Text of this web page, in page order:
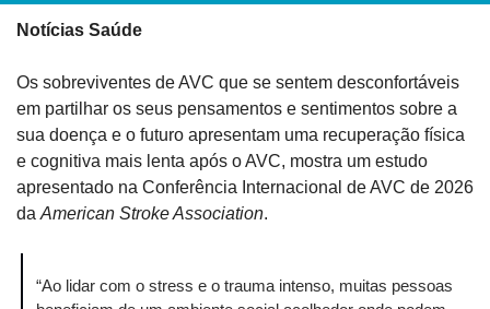
Notícias Saúde
Os sobreviventes de AVC que se sentem desconfortáveis ​​
em partilhar os seus pensamentos e sentimentos sobre a
sua doença e o futuro apresentam uma recuperação física
e cognitiva mais lenta após o AVC, mostra um estudo
apresentado na Conferência Internacional de AVC de 2026
da American Stroke Association.
“Ao lidar com o stress e o trauma intenso, muitas pessoas